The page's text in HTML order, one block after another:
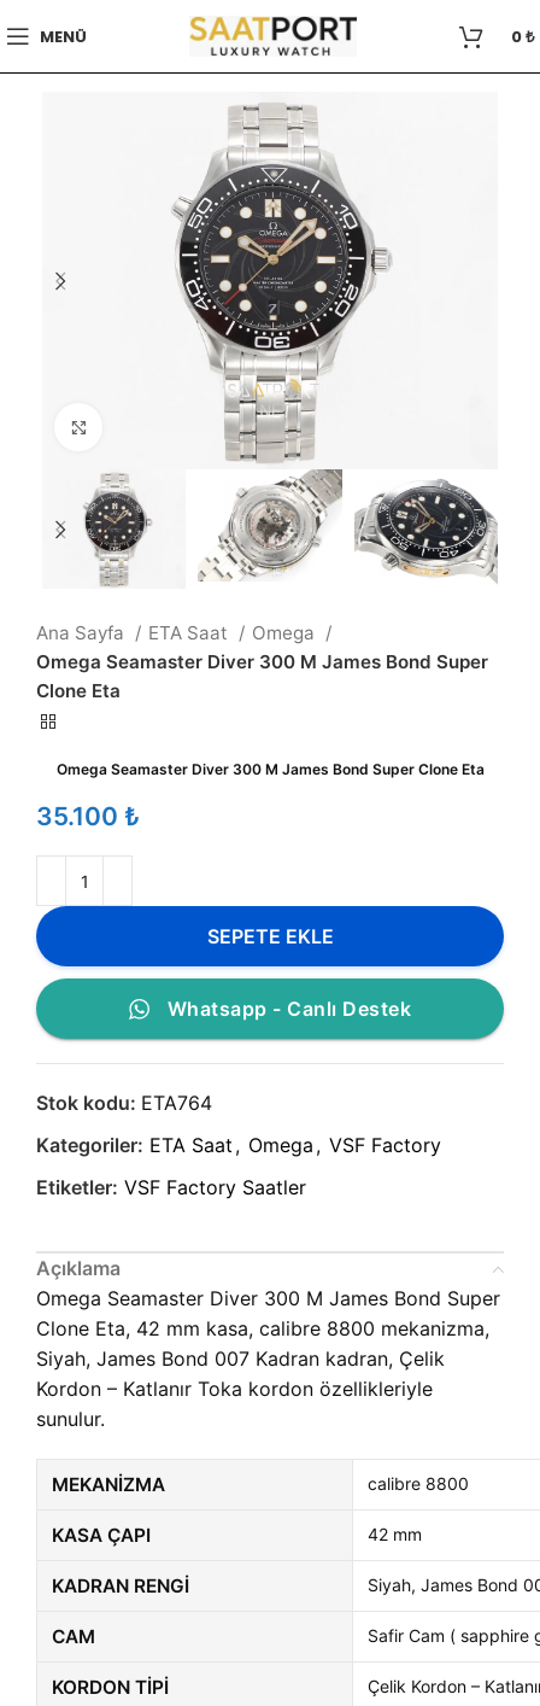
MENÜ 0₺
Büyütmek için tıklayın
Ana Sayfa ETA Saat
Omega
Omega Seamaster Diver 300 M James Bond Super
Clone Eta
Omega Seamaster Diver 300 M James Bond Super Clone Eta
₺
SEPETE EKLE
Whatsapp - Canlı Destek
Stok kodu: ETA764
Kategoriler: ETA Saat , Omega , VSF Factory
Etiketler: VSF Factory Saatler
Açıklama
Omega Seamaster Diver 300 M James Bond Super
Clone Eta, 42 mm kasa, calibre 8800 mekanizma,
Siyah, James Bond 007 Kadran kadran, Çelik
Kordon – Katlanır Toka kordon özellikleriyle
sunulur.
MEKANIZMA calibre 8800
KASA ÇAPI 42 mm
KADRAN RENGI Siyah, James Bond
CAM Safir Cam ( sapphire
KORDON TIPI Çelik Kordon –